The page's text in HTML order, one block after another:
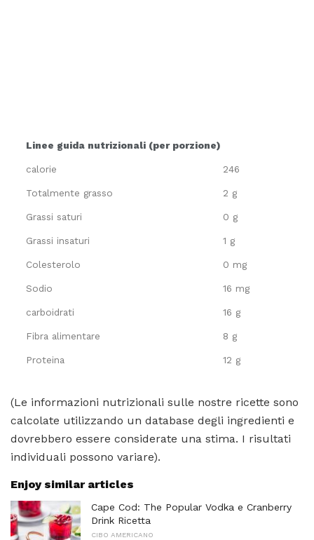
Linee guida nutrizionali (per porzione)
calorie 246
Totalmente grasso 2 g
Grassi saturi 0 g
Grassi insaturi 1 g
Colesterolo 0 mg
Sodio 16 mg
carboidrati 16 g
Fibra alimentare 8 g
Proteina 12 g
(Le informazioni nutrizionali sulle nostre ricette sono
calcolate utilizzando un database degli ingredienti e
dovrebbero essere considerate una stima. I risultati
individuali possono variare).
Enjoy similar articles
Cape Cod: The Popular Vodka e Cranberry
Drink Ricetta
CIBO AMERICANO